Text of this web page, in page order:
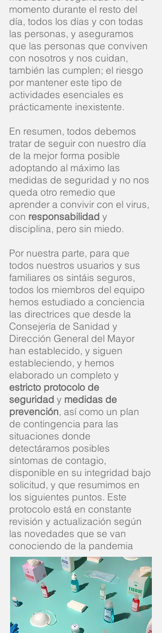
momento durante el resto del
día, todos los días y con todas
las personas, y aseguramos
que las personas que conviven
con nosotros y nos cuidan,
también las cumplen; el riesgo
por mantener este tipo de
actividades esenciales es
prácticamente inexistente.
En resumen, todos debemos
tratar de seguir con nuestro día
de la mejor forma posible
adoptando al máximo las
medidas de seguridad y no nos
queda otro remedio que
aprender a convivir con el virus,
con responsabilidad y
disciplina, pero sin miedo.
Por nuestra parte, para que
todos nuestros usuarios y sus
familiares os sintáis seguros,
todos los miembros del equipo
hemos estudiado a conciencia
las directrices que desde la
Consejería de Sanidad y
Dirección General del Mayor
han establecido, y siguen
estableciendo, y hemos
elaborado un completo y
estricto protocolo de
seguridad y medidas de
prevención, así como un plan
de contingencia para las
situaciones donde
detectáramos posibles
síntomas de contagio,
disponible en su integridad bajo
solicitud, y que resumimos en
los siguientes puntos. Este
protocolo está en constante
revisión y actualización según
las novedades que se van
conociendo de la pandemia